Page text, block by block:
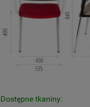
Dostępne tkaniny: